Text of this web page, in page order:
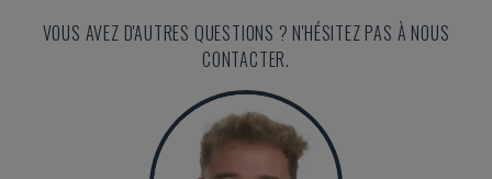
VOUS AVEZ D'AUTRES QUESTIONS ? N'HÉSITEZ PAS À NOUS
CONTACTER.